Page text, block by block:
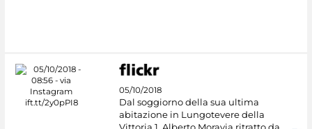
05/10/2018
Dal soggiorno della sua ultima
abitazione in Lungotevere della